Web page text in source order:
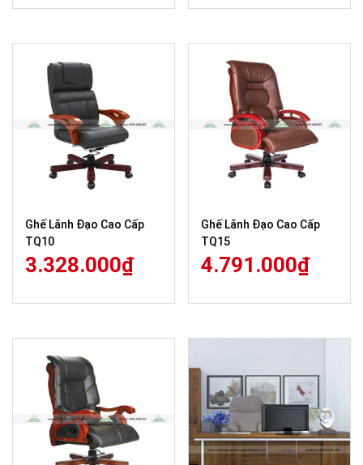
Ghế Lãnh Đạo Cao Cấp
TQ10
3.328.000₫
Ghế Lãnh Đạo Cao Cấp
TQ15
4.791.000₫